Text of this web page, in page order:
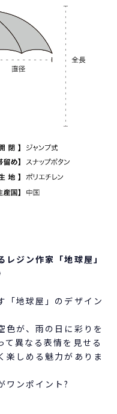
レジン作家「地球屋」
「地球屋」のデザイン
色が、雨の日に彩りを
て異なる表情を見せる
楽しめる魅力がありま
ワンポイント?